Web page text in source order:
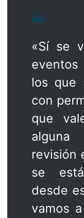
«Sí se
los que
con
que
alguna
revisión
se
desde
vamos